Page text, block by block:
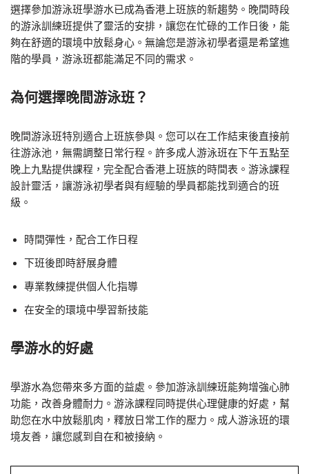
選擇參加游泳班學游水已成為香港上班族的新趨勢。晚間時段
的游泳訓練班提供了靈活的安排，讓您在忙碌的工作日後，能
夠在舒適的環境中放鬆身心。無論您是游泳初學者還是希望進
階的學員，游泳班都能滿足不同的需求。
為何選擇晚間游泳班？
晚間游泳班特別適合上班族參與。您可以在工作結束後直接前
往游泳池，無需調整日常行程。許多成人游泳班在下午五點至
晚上九點提供課程，完全配合香港上班族的時間表。游泳課程
設計靈活，讓游泳初學者與有經驗的學員都能找到適合的班
級。
時間彈性，配合工作日程
下班後即時舒展身體
專業教練提供個人化指導
在安全的環境中學習新技能
學游水的好處
學游水為您帶來多方面的益處。參加游泳訓練班能夠增強心肺
功能，改善身體耐力。游泳課程同時提供心理健康的好處，幫
助您在水中放鬆肌肉，釋放日常工作的壓力。成人游泳班的環
境友善，讓您感到自在和被接納。